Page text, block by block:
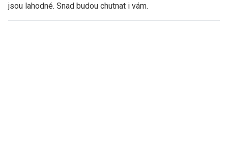
jsou lahodné. Snad budou chutnat i vám.